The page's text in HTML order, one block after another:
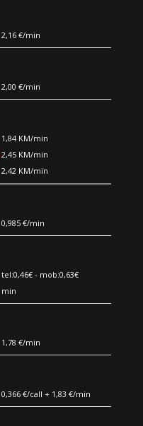
2,16 €/min
2,00 €/min
1,84 KM/min
2,45 KM/min
2,42 KM/min
0,985 €/min
tel:0,46€ - mob:0,63€
min
1,78 €/min
0,366 €/call + 1,83 €/min